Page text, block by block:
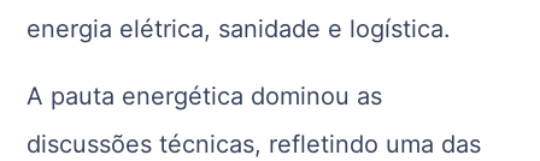
energia elétrica, sanidade e logística.
A pauta energética dominou as
discussões técnicas, refletindo uma das